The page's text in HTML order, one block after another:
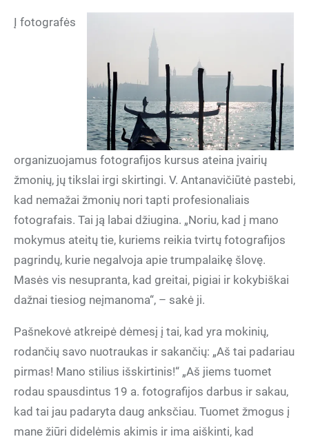
Į fotografės
organizuojamus fotografijos kursus ateina įvairių
žmonių, jų tikslai irgi skirtingi. V. Antanavičiūtė pastebi,
kad nemažai žmonių nori tapti profesionaliais
fotografais. Tai ją labai džiugina. „Noriu, kad į mano
mokymus ateitų tie, kuriems reikia tvirtų fotografijos
pagrindų, kurie negalvoja apie trumpalaikę šlovę.
Masės vis nesupranta, kad greitai, pigiai ir kokybiškai
dažnai tiesiog neįmanoma“, – sakė ji.
Pašnekovė atkreipė dėmesį į tai, kad yra mokinių,
rodančių savo nuotraukas ir sakančių: „Aš tai padariau
pirmas! Mano stilius išskirtinis!“ „Aš jiems tuomet
rodau spausdintus 19 a. fotografijos darbus ir sakau,
kad tai jau padaryta daug anksčiau. Tuomet žmogus į
mane žiūri didelėmis akimis ir ima aiškinti, kad